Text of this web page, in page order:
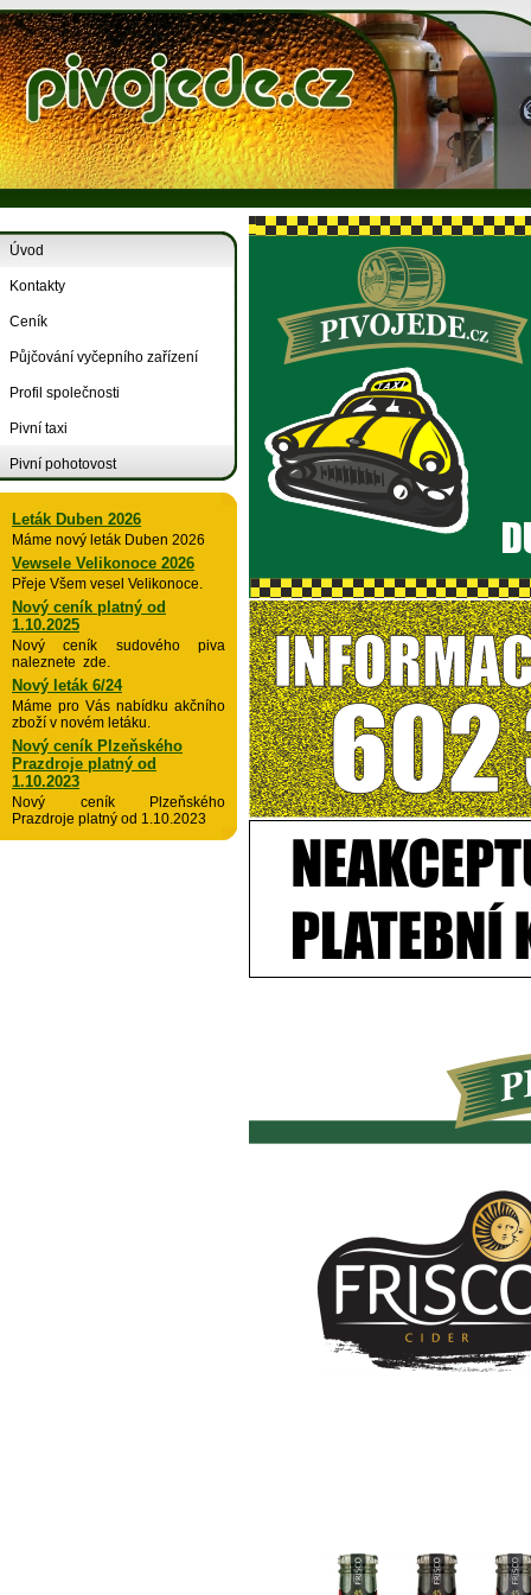
Úvod
Kontakty
Ceník
Půjčování vyčepního zařízení
Profil společnosti
Pivní taxi
Pivní pohotovost
Leták Duben 2026
Máme nový leták Duben 2026
Vewsele Velikonoce 2026
Přeje Všem vesel Velikonoce.
Nový ceník platný od
1.10.2025
Nový ceník sudového piva
naleznete zde.
Nový leták 6/24
Máme pro Vás nabídku akčního
zboží v novém letáku.
Nový ceník Plzeňského
Prazdroje platný od
1.10.2023
Nový ceník Plzeňského
Prazdroje platný od 1.10.2023